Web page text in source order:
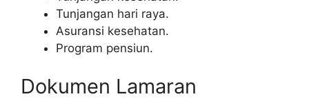
Tunjangan hari raya.
Asuransi kesehatan.
Program pensiun.
Dokumen Lamaran